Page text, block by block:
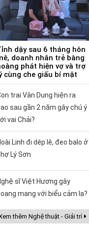
dậy sau 6 tháng hôn
doanh nhân trẻ bàng
phát hiện vợ và trợ
cùng che giấu bí mật
trai Vân Dung hiện ra
sau gần 2 năm gây chú ý
vai Chải?
Linh đi dép lê, đeo balo ở
Lý Sơn
sĩ Việt Hương gây
mang với biểu cảm lạ?
thêm Nghệ thuật - Giải trí